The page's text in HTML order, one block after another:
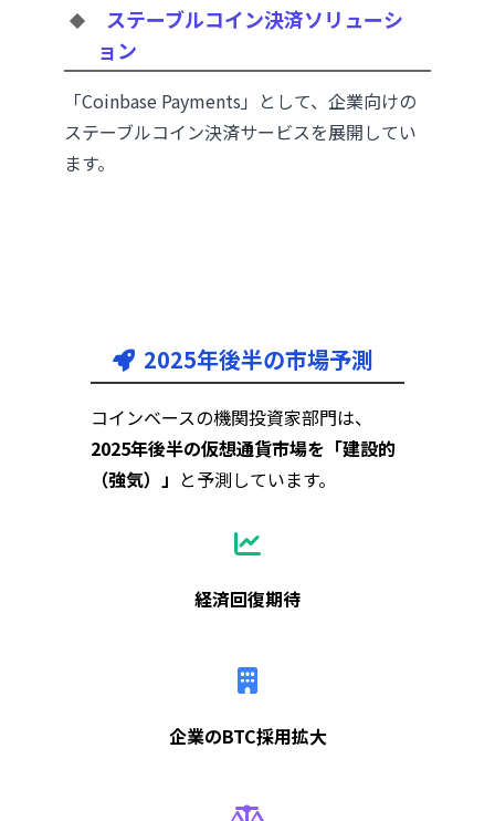
ステーブルコイン決済ソリューシ
ョン
「Coinbase Payments」として、企業向けの
ステーブルコイン決済サービスを展開してい
ます。
2025年後半の市場予測
コインベースの機関投資家部門は、
2025年後半の仮想通貨市場を「建設的
（強気）」 と予測しています。
経済回復期待
企業のBTC採用拡大